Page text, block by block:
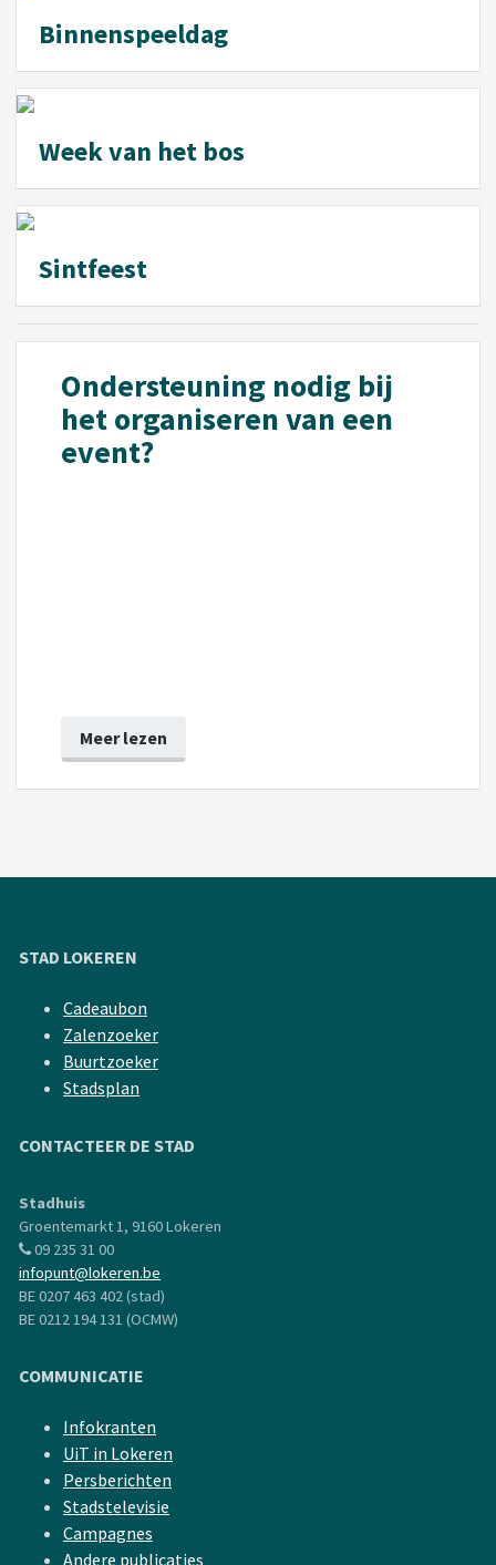
Binnenspeeldag
Week van het bos
Sintfeest
Ondersteuning nodig bij
het organiseren van een
event?
Meer lezen
STAD LOKEREN
Cadeaubon
Zalenzoeker
Buurtzoeker
Stadsplan
CONTACTEER DE STAD
Stadhuis
Groentemarkt 1, 9160 Lokeren
09 235 31 00
infopunt@lokeren.be
BE 0207 463 402 (stad)
BE 0212 194 131 (OCMW)
COMMUNICATIE
Infokranten
UiT in Lokeren
Persberichten
Stadstelevisie
Campagnes
Andere publicaties